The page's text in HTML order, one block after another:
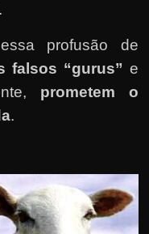
profusão de
falsos “gurus” e
prometem o
.